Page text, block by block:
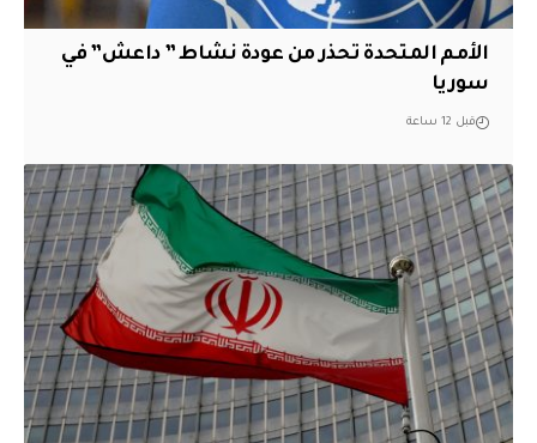
الأمم المتحدة تحذر من عودة نشاط ” داعش” في
سوريا
قبل 12 ساعة